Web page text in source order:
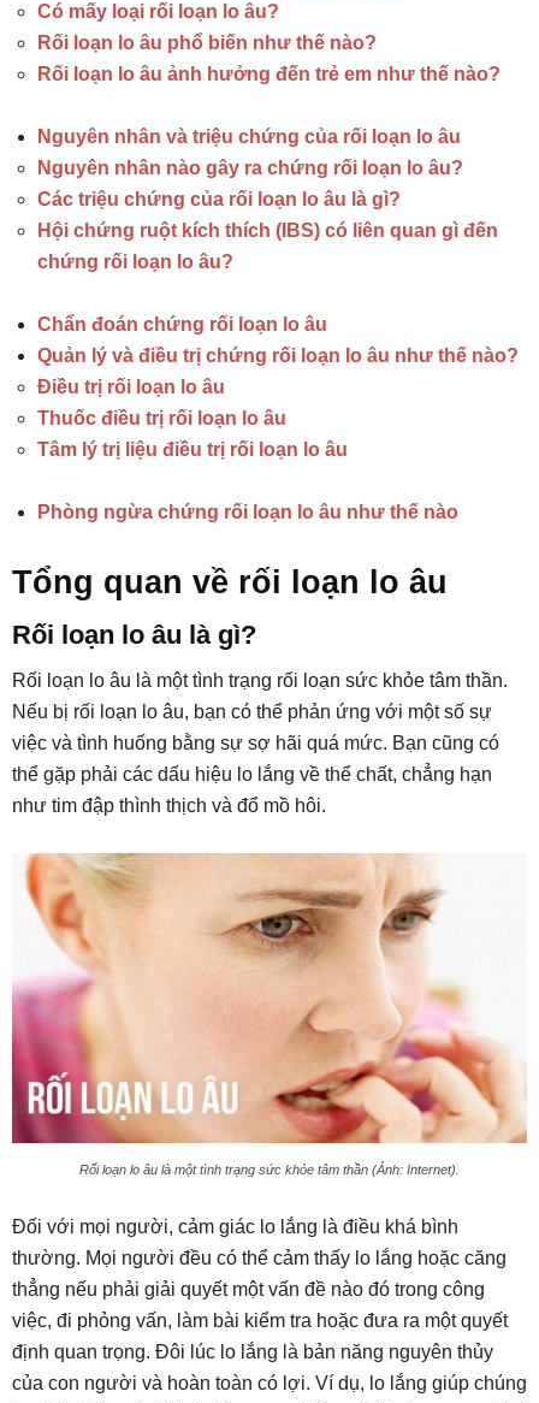
Có mấy loại rối loạn lo âu?
Rối loạn lo âu phổ biến như thế nào?
Rối loạn lo âu ảnh hưởng đến trẻ em như thế nào?
Nguyên nhân và triệu chứng của rối loạn lo âu
Nguyên nhân nào gây ra chứng rối loạn lo âu?
Các triệu chứng của rối loạn lo âu là gì?
Hội chứng ruột kích thích (IBS) có liên quan gì đến
chứng rối loạn lo âu?
Chẩn đoán chứng rối loạn lo âu
Quản lý và điều trị chứng rối loạn lo âu như thế nào?
Điều trị rối loạn lo âu
Thuốc điều trị rối loạn lo âu
Tâm lý trị liệu điều trị rối loạn lo âu
Phòng ngừa chứng rối loạn lo âu như thế nào
Tổng quan về rối loạn lo âu
Rối loạn lo âu là gì?
Rối loạn lo âu là một tình trạng rối loạn sức khỏe tâm thần.
Nếu bị rối loạn lo âu, bạn có thể phản ứng với một số sự
việc và tình huống bằng sự sợ hãi quá mức. Bạn cũng có
thể gặp phải các dấu hiệu lo lắng về thể chất, chẳng hạn
như tim đập thình thịch và đổ mồ hôi.
Rối loạn lo âu là một tình trạng sức khỏe tâm thần (Ảnh: Internet).
Đối với mọi người, cảm giác lo lắng là điều khá bình
thường. Mọi người đều có thể cảm thấy lo lắng hoặc căng
thẳng nếu phải giải quyết một vấn đề nào đó trong công
việc, đi phỏng vấn, làm bài kiểm tra hoặc đưa ra một quyết
định quan trọng. Đôi lúc lo lắng là bản năng nguyên thủy
của con người và hoàn toàn có lợi. Ví dụ, lo lắng giúp chúng